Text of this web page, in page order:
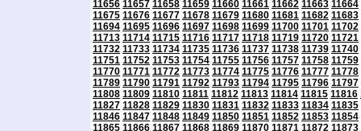
11656 11657 11658 11659 11660 11661 11662 11663 11664
11675 11676 11677 11678 11679 11680 11681 11682 11683
11694 11695 11696 11697 11698 11699 11700 11701 11702
11713 11714 11715 11716 11717 11718 11719 11720 11721
11732 11733 11734 11735 11736 11737 11738 11739 11740
11751 11752 11753 11754 11755 11756 11757 11758 11759
11770 11771 11772 11773 11774 11775 11776 11777 11778
11789 11790 11791 11792 11793 11794 11795 11796 11797
11808 11809 11810 11811 11812 11813 11814 11815 11816
11827 11828 11829 11830 11831 11832 11833 11834 11835
11846 11847 11848 11849 11850 11851 11852 11853 11854
11865 11866 11867 11868 11869 11870 11871 11872 11873